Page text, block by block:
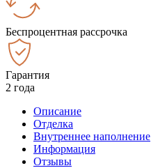
Беспроцентная рассрочка
Гарантия
2 года
Описание
Отделка
Внутреннее наполнение
Информация
Отзывы